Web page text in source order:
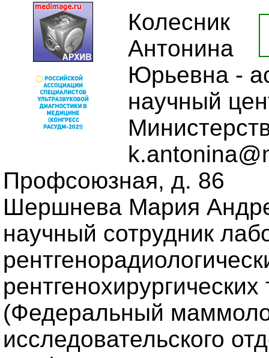
Колесник
Антонина
Юрьевна -
научный
Профсоюзная, д. 86
Шершнева Мария
научный сотрудник
(Федеральный
исследовательского